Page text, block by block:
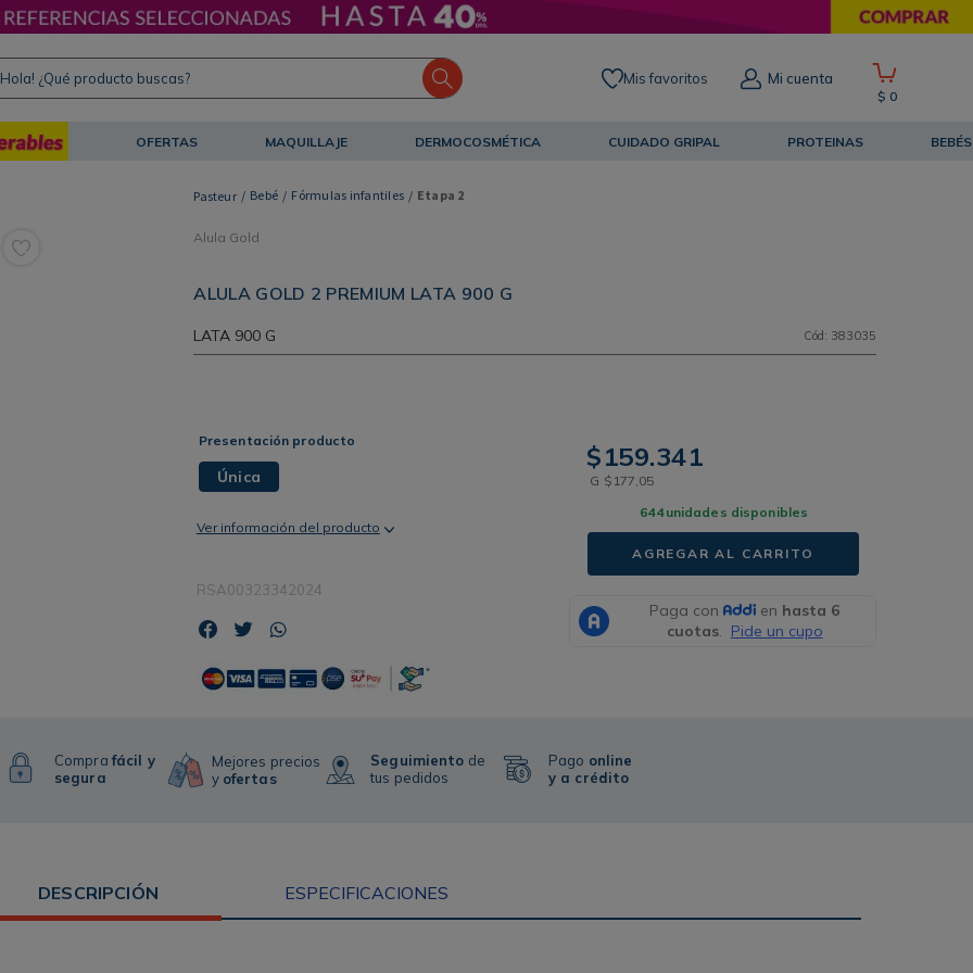
¿Qué producto buscas?
Mis favoritos Mi cuenta
$ 0
OFERTAS MAQUILLAJE DERMOCOSMÉTICA CUIDADO GRIPAL PROTEINAS BEBÉS
Bebé Fórmulas infantiles Etapa 2
Alula Gold
ALULA GOLD 2 PREMIUM LATA 900 G
LATA 900 G Cód : 383035
Presentación producto
Única
Ver información del producto
RSA00323342024
$159.341
G $ 177,05
644 unidades disponibles
AGREGAR AL CARRITO
Comprafácil y
segura
Mejores precios
y ofertas
Seguimiento de
tus pedidos
Pago online
y a crédito
DESCRIPCIÓN ESPECIFICACIONES